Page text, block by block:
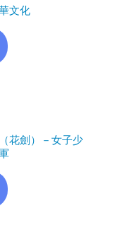
文化
花劍）－女子少